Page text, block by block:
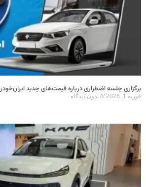
برگزاری جلسه اضطراری درباره قیمت‌های جدید ایران‌خودرو
فوریه 1, 2026 بدون دیدگاه